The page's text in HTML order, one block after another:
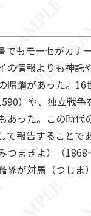
もモーセがカナ
の情報よりも神託
暗躍があった。16
）や、独立戦争
あった。この時代
て報告することで
つまきよ）（
隊が対馬（つしま